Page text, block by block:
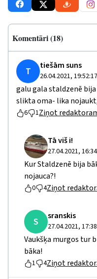
Komentāri (18)
T tiešām suns
26.04.2021, 19:52:17
galu gala staldzenē
slikta oma- lika
6 1Ziņot
Tā viš i!
27.04.2021,
Kur Staldzenē bija
nojauca?!
0 4Ziņot
S sranskis
27.04.2021,
Vaukšķa murgos tur
bāka!
1 4Ziņot